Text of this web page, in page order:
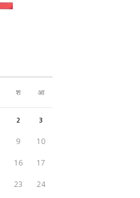
श आ
2
3
9 10
16 17
23 24